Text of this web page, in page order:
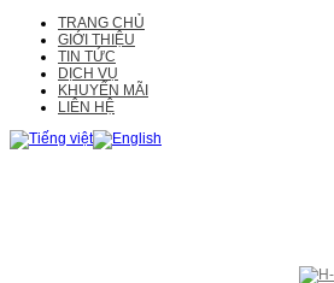
TRANG CHỦ
GIỚI THIỆU
TIN TỨC
DỊCH VỤ
KHUYẾN MÃI
LIÊN HỆ